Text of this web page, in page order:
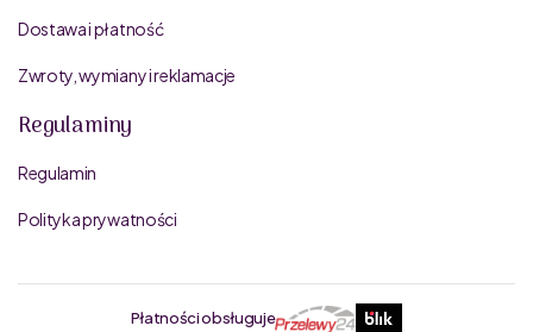
Dostawa i płatność
Zwroty, wymiany i reklamacje
Regulaminy
Regulamin
Polityka prywatności
Płatności obsługuje